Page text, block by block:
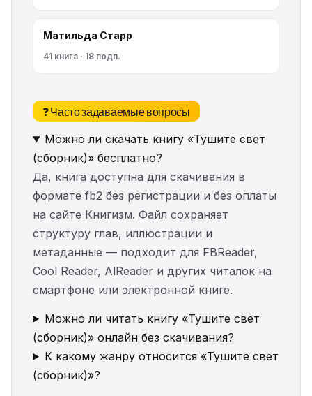
Матильда Старр
41 книга · 18 подп.
❓ Часто задаваемые вопросы
Можно ли скачать книгу «Тушите свет
(сборник)» бесплатно?
Да, книга доступна для скачивания в
формате fb2 без регистрации и без оплаты
на сайте Книгизм. Файл сохраняет
структуру глав, иллюстрации и
метаданные — подходит для FBReader,
Cool Reader, AlReader и других читалок на
смартфоне или электронной книге.
Можно ли читать книгу «Тушите свет
(сборник)» онлайн без скачивания?
К какому жанру относится «Тушите свет
(сборник)»?